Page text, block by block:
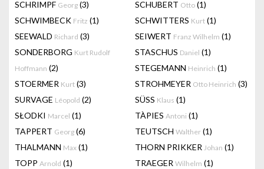
SCHRIMPF Georg (3) SCHUBERT Otto (1)
SCHWIMBECK Fritz (1) SCHWITTERS Kurt (1)
SEEWALD Richard (3) SEIWERT Franz Wilhelm (1)
SONDERBORG Kurt Rudolf
Hoffmann (2)
STASCHUS Daniel (1)
STEGEMANN Heinrich (1)
STOERMER Kurt (3) STROHMEYER Otto Heinrich (3)
SURVAGE Léopold (2) SÜSS Klaus (1)
SŁODKI Marcel (1) TÀPIES Antoni (1)
TAPPERT Georg (6) TEUTSCH Walther (1)
THALMANN Max (1) THORN PRIKKER Johan (1)
TOPP Arnold (1) TRAEGER Wilhelm (1)